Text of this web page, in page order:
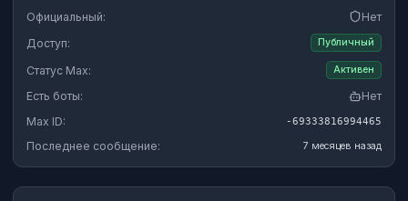
Официальный:
Нет
Доступ:
Публичный
Статус Max: Активен
Есть боты:
Нет
Max ID:
-69333816994465
Последнее сообщение: 7 месяцев назад